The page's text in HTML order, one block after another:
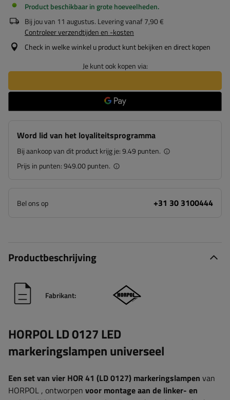
Product beschikbaar in grote hoeveelheden
Bij jou van 11 augustus. Levering vanaf7,90 €
Controleer verzendtijden en -kosten
Check in welke winkel u product kunt bekijken en direct kopen
Je kunt ook kopen via:
Word lid van het loyaliteitsprogramma
Bij aankoop van dit product krijg je:9.49 punten.
Prijs in punten:949.00 punten.
Bel ons op +31 30 3100444
Productbeschrijving
Fabrikant:
HORPOL LD 0127 LED
markeringslampen universeel
Een set van vier HOR 41 (LD 0127) markeringslampen van
HORPOL , ontworpen voor montage aan de linker- en